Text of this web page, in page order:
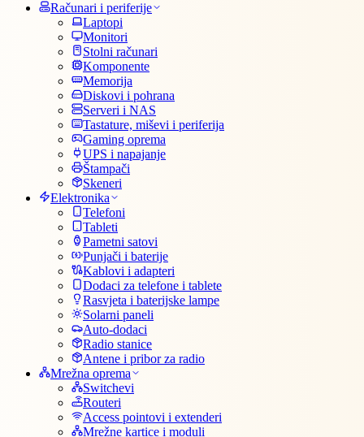
Računari i periferije
Laptopi
Monitori
Stolni računari
Komponente
Memorija
Diskovi i pohrana
Serveri i NAS
Tastature, miševi i periferija
Gaming oprema
UPS i napajanje
Štampači
Skeneri
Elektronika
Telefoni
Tableti
Pametni satovi
Punjači i baterije
Kablovi i adapteri
Dodaci za telefone i tablete
Rasvjeta i baterijske lampe
Solarni paneli
Auto-dodaci
Radio stanice
Antene i pribor za radio
Mrežna oprema
Switchevi
Routeri
Access pointovi i extenderi
Mrežne kartice i moduli